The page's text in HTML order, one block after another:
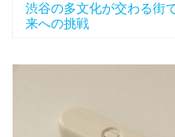
渋谷の多文化が交わる街
来への挑戦